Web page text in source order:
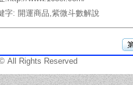
字: 開運商品,紫微斗數解說
All Rights Reserved